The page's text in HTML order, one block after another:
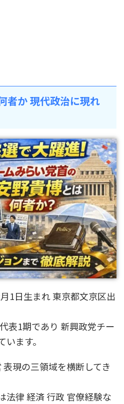
者か 現代政治に現れ
1日生まれ 東京都文京区出
表1期であり 新興政党チー
ます。
現の三領域を横断してき
法律 経済 行政 官僚経験な